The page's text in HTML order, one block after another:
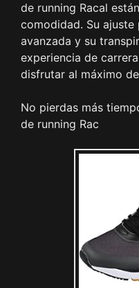
de running Racal
comodidad. Su
avanzada y su
experiencia de
disfrutar al máximo
No pierdas más
de running Rac